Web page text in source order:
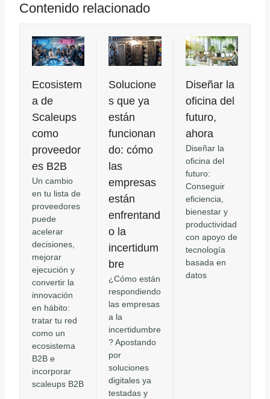
Contenido relacionado
Ecosistem
a de
Scaleups
como
proveedor
es B2B
Un cambio
en tu lista de
proveedores
puede
acelerar
decisiones,
mejorar
ejecución y
convertir la
innovación
en hábito:
tratar tu red
como un
ecosistema
B2B e
incorporar
scaleups B2B
Solucione
s que ya
están
funcionan
do: cómo
las
empresas
están
enfrentand
o la
incertidum
bre
¿Cómo están
respondiendo
las empresas
a la
incertidumbre
? Apostando
por
soluciones
digitales ya
testadas y
Diseñar la
oficina del
futuro,
ahora
Diseñar la
oficina del
futuro:
Conseguir
eficiencia,
bienestar y
productividad
con apoyo de
tecnología
basada en
datos